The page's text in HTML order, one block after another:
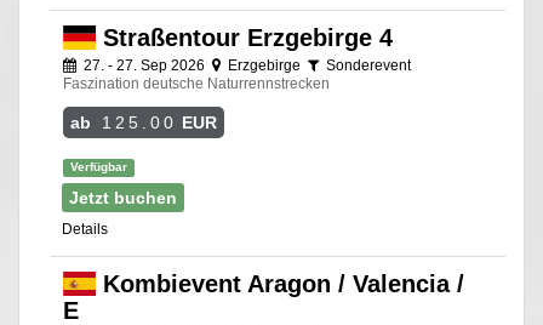
Straßentour Erzgebirge 4
27. - 27. Sep 2026 Erzgebirge
Sonderevent
Faszination deutsche Naturrennstrecken
ab 125.00 EUR
Verfügbar
Jetzt buchen
Details
Kombievent Aragon / Valencia /
E